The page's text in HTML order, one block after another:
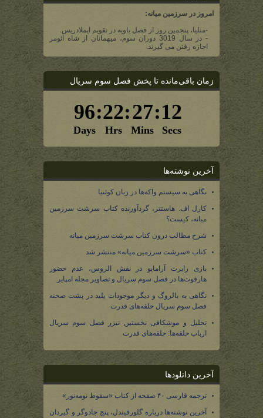
امروز در سرزمین میانه:
-منلیا، پنجمین روز از فصل یاویه در تقویم ایملادریس.
- در سال 3019 دوران سوم، میهمانان از شاه ائومر
اجازه رفتن می گیرند.
زمان باقی‌مانده تا پخش فصل سوم سریال
آخرین نوشته‌ها
نگاهی به سیستم واکه‌ها در زبان کوئنیا
کارل اف. هاستتر، گردآورنده کتاب سرشت سرزمین
میانه، کیست؟
شرح مطالب درون کتاب سرشت سرزمین میانه
کتاب «سرشت سرزمین میانه» منتشر شد
بازی رابرت آرامایو در نقش الروس، عدم حضور
هارفوت‌ها در فصل سوم سریال و تصاویر مجله امپایر
نگاهی به بالروگ و دیگر موجودات پلید در پشت صحنه
فصل سوم سریال حلقه‌های قدرت
تحلیل و موشکافی نخستین تیزر فصل سوم سریال
ارباب حلقه‌ها: حلقه‌های قدرت
آخرین دانلودها
ترجمه فارسی ۴۰ صفحه از کتاب «سقوط نومه‌نور»
آخرین نوشته‌ها درباره گلورفیندل، پنج جادوگر و گیردان